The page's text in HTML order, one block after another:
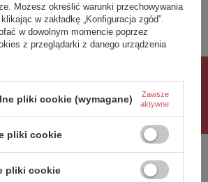
swoją opinię
Twoja ocena:
5/5
Możesz określić warunki przechowywania
w zakładkę „Konfiguracja zgód”.
w dowolnym momencie poprzez
z przeglądarki z danego urządzenia
pliki cookie (wymagane)
Zawsze
aktywne
pliki cookie
pliki cookie